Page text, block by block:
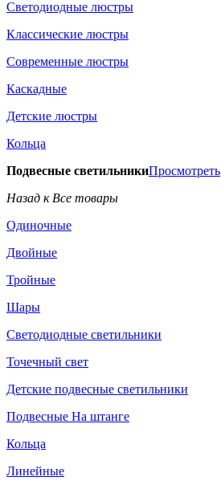
Светодиодные люстры
Классические люстры
Современные люстры
Каскадные
Детские люстры
Кольца
Подвесные светильникиПросмотреть
Назад к Все товары
Одиночные
Двойные
Тройные
Шары
Светодиодные светильники
Точечный свет
Детские подвесные светильники
Подвесные На штанге
Кольца
Линейные